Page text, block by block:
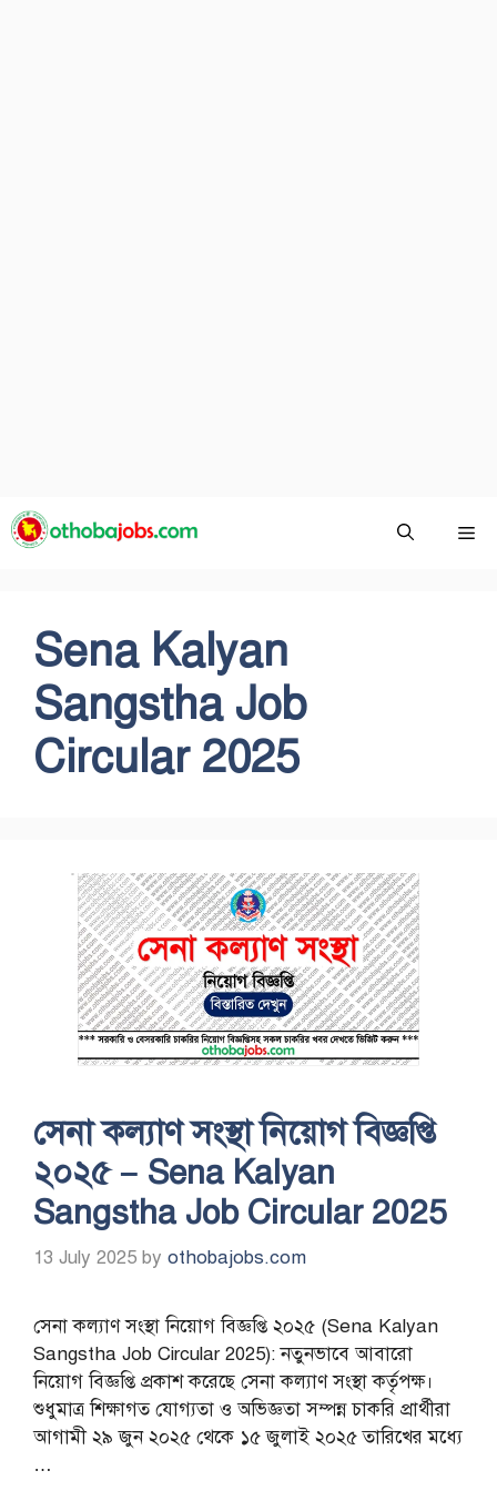
Skip
to
Sena Kalyan
Sangstha Job
Circular 2025
সেনা কল্যাণ সংস্থা নিয়োগ বিজ্ঞপ্তি
২০২৫ – Sena Kalyan
Sangstha Job Circular 2025
13 July 2025 by othobajobs.com
সেনা কল্যাণ সংস্থা নিয়োগ বিজ্ঞপ্তি ২০২৫ (Sena Kalyan
Sangstha Job Circular 2025): নতুনভাবে আবারো
নিয়োগ বিজ্ঞপ্তি প্রকাশ করেছে সেনা কল্যাণ সংস্থা কর্তৃপক্ষ।
শুধুমাত্র শিক্ষাগত যোগ্যতা ও অভিজ্ঞতা সম্পন্ন চাকরি প্রার্থীরা
আগামী ২৯ জুন ২০২৫ থেকে ১৫ জুলাই ২০২৫ তারিখের মধ্যে
…